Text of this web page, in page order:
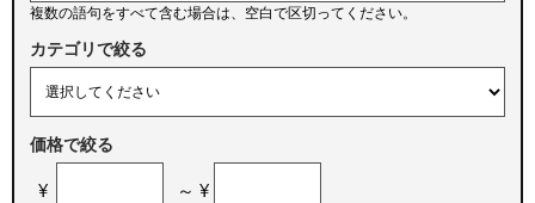
複数の語句をすべて含む場合は、空白で区切ってください。
カテゴリで絞る
価格で絞る
¥ ～ ¥